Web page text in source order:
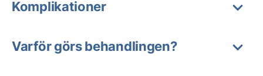
Komplikationer
Varför görs behandlingen?